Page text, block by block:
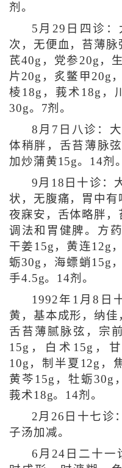
剂。
5月29日四诊
次，无便血，苔薄
芪40g，党参20g，
片20g，炙鳖甲20g
棱18g，莪术18g，
30g。7剂。
8月7日八诊：
体稍胖，舌苔薄脉
加炒蒲黄15g。14剂。
9月18日十诊：
状，无腹痛，胃中有
夜寐安，舌体略胖
调法和胃健脾。方
干姜15g，黄连12g
蛎30g，海螵蛸15g
手4.5g。14剂。
1992年1月8日
黄，基本成形，纳佳
舌苔薄腻脉弦，宗
15g，白术15g，
10g，制半夏12g，
黄芩15g，牡蛎30g
莪术18g。14剂。
2月26日十七诊
子汤加减。
6月24日二十一